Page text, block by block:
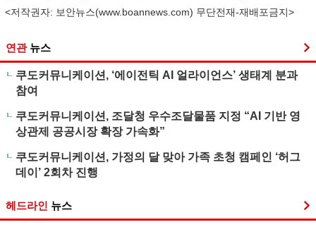
<저작권자: 보안뉴스(www.boannews.com) 무단전재-재배포금지>
연관 뉴스
쿠도커뮤니케이션, ‘에이전틱 AI 얼라이언스’ 생태계 분과
참여
쿠도커뮤니케이션, 조달청 우수조달물품 지정 “AI 기반 영
상관제 공공시장 확장 가속화”
쿠도커뮤니케이션, 가정의 달 맞아 가족 초청 캠페인 ‘허그
데이’ 2회차 진행
헤드라인 뉴스